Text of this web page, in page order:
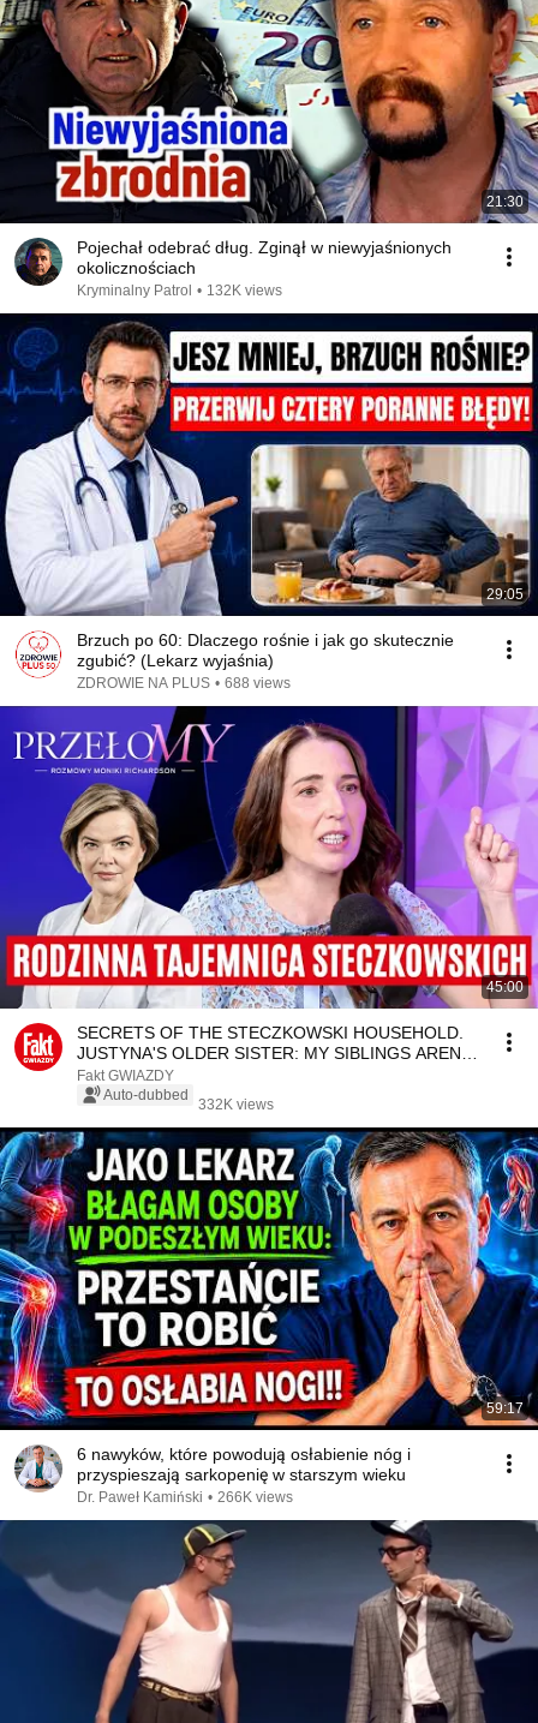
21:30
Pojechał odebrać dług. Zginął w niewyjaśnionych
okolicznościach
Kryminalny Patrol • 132K views
29:05
Brzuch po 60: Dlaczego rośnie i jak go skutecznie
zgubić? (Lekarz wyjaśnia)
ZDROWIE NA PLUS • 688 views
45:00
SECRETS OF THE STECZKOWSKI HOUSEHOLD.
JUSTYNA'S OLDER SISTER: MY SIBLINGS AREN'T
GRATEFUL | BREAK...
Fakt GWIAZDY
Auto-dubbed
332K views
59:17
6 nawyków, które powodują osłabienie nóg i
przyspieszają sarkopenię w starszym wieku
Dr. Paweł Kamiński • 266K views